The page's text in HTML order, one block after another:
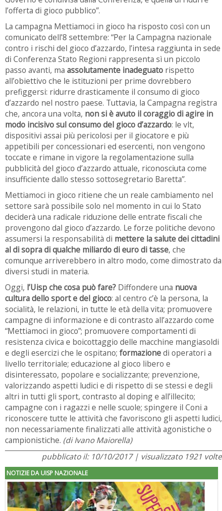
l’offerta di gioco pubblico”.
La campagna Mettiamoci in gioco ha risposto così con un
comunicato dell’8 settembre: “Per la Campagna nazionale
contro i rischi del gioco d’azzardo, l’intesa raggiunta in sede
di Conferenza Stato Regioni rappresenta sì un piccolo
passo avanti, ma assolutamente inadeguato rispetto
all’obiettivo che le istituzioni per prime dovrebbero
prefiggersi: ridurre drasticamente il consumo di gioco
d’azzardo nel nostro paese. Tuttavia, la Campagna registra
che, ancora una volta, non si è avuto il coraggio di agire in
modo incisivo sul consumo del gioco d’azzardo: le vlt,
dispositivi assai più pericolosi per il giocatore e più
appetibili per concessionari ed esercenti, non vengono
toccate e rimane in vigore la regolamentazione sulla
pubblicità del gioco d’azzardo attuale, riconosciuta come
insufficiente dallo stesso sottosegretario Baretta”.
Mettiamoci in gioco ritiene che un reale cambiamento nel
settore sarà possibile solo nel momento in cui lo Stato
deciderà una radicale riduzione delle entrate fiscali che
provengono dal gioco d’azzardo. Le forze politiche devono
assumersi la responsabilità di mettere la salute dei cittadini
al di sopra di qualche miliardo di euro di tasse, che
comunque arriverebbero in altro modo, come dimostrato da
diversi studi in materia.
Oggi, l’Uisp che cosa può fare? Diffondere una nuova
cultura dello sport e del gioco: al centro c’è la persona, la
socialità, le relazioni, in tutte le età della vita; promuovere
campagne di informazione e di contrasto all’azzardo come
“Mettiamoci in gioco”; promuovere comportamenti di
resistenza civica e boicottaggio delle macchine mangiasoldi
e degli esercizi che le ospitano; formazionedi operatori a
livello territoriale; educazione al gioco libero e
disinteressato, popolare e socializzante; prevenzione,
valorizzando aspetti ludici e di rispetto di se stessi e degli
altri in tutti gli sport, contrasto al doping e all’illecito;
campagne con i ragazzi e nelle scuole; spingere il Coni a
riconoscere tutte le attività che favoriscono gli aspetti ludici,
non necessariamente finalizzati alle attività agonistiche o
campionistiche. (di Ivano Maiorella)
pubblicato il: 10/10/2017 | visualizzato 1921 volte
NOTIZIE DA UISP NAZIONALE